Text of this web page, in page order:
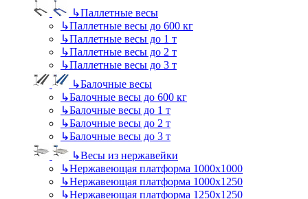
↳Паллетные весы
↳Паллетные весы до 600 кг
↳Паллетные весы до 1 т
↳Паллетные весы до 2 т
↳Паллетные весы до 3 т
↳Балочные весы
↳Балочные весы до 600 кг
↳Балочные весы до 1 т
↳Балочные весы до 2 т
↳Балочные весы до 3 т
↳Весы из нержавейки
↳Нержавеющая платформа 1000х1000
↳Нержавеющая платформа 1000х1250
↳Нержавеющая платформа 1250х1250